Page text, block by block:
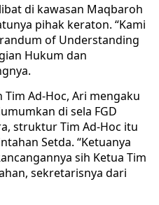
di kawasan Maqbaroh
pihak keraton. “Kami
of Understanding
Hukum dan
Ad-Hoc, Ari mengaku
di sela FGD
struktur Tim Ad-Hoc itu
Setda. “Ketuanya
sih Ketua Tim
sekretarisnya dari